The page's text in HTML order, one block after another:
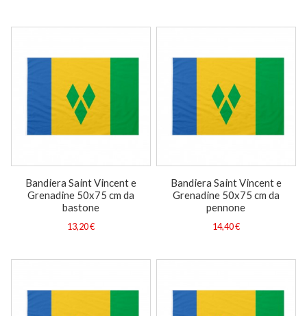
Bandiera Saint Vincent e
Grenadine 50x75 cm da
bastone
13,20 €
Bandiera Saint Vincent e
Grenadine 50x75 cm da
pennone
14,40 €